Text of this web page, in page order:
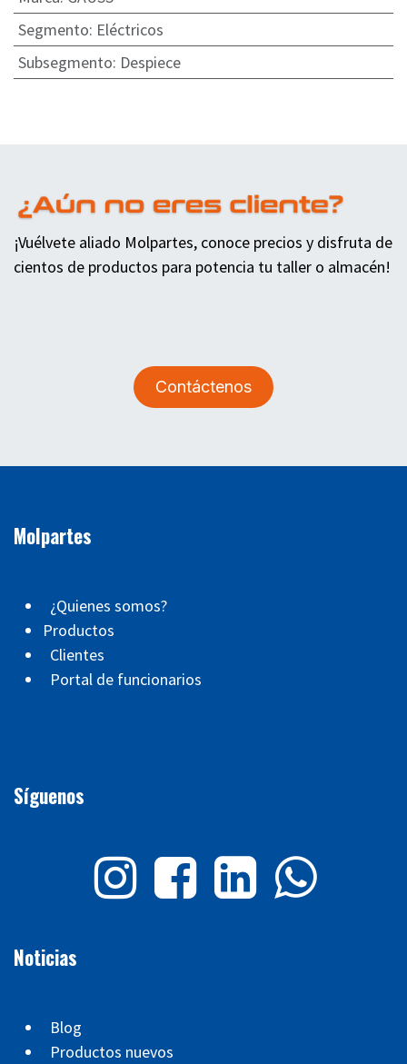
Segmento: Eléctricos
Subsegmento: Despiece
¡Vuélvete aliado Molpartes, conoce precios y disfruta de
cientos de productos para potencia tu taller o almacén!
Contáctenos
Molpartes
¿Quienes somos?
Productos
Clientes
Portal de funcionarios
Síguenos
Noticias
Blog
Productos nuevos